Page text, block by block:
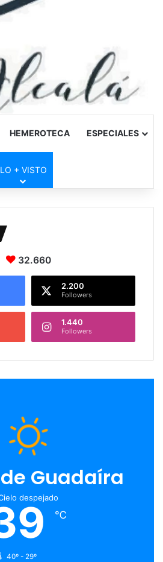
HEMEROTECA ESPECIALES
LO + VISTO
32.660
2.200
Followers
1.440
Followers
Guadaíra
despejado
℃
40º - 29º